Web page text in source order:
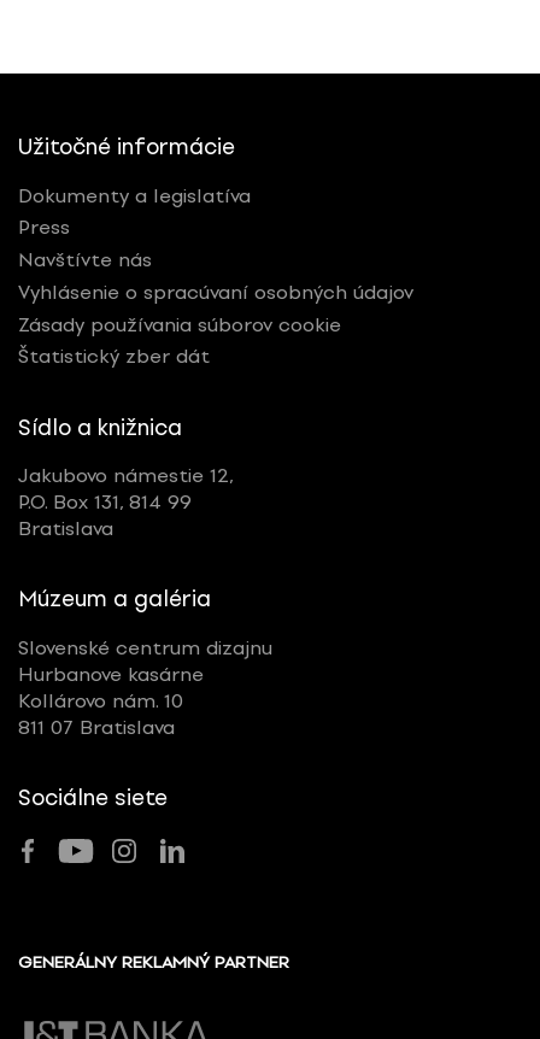
Užitočné informácie
Dokumenty a legislatíva
Press
Navštívte nás
Vyhlásenie o spracúvaní osobných údajov
Zásady používania súborov cookie
Štatistický zber dát
Sídlo a knižnica
Jakubovo námestie 12,
P.O. Box 131, 814 99
Bratislava
Múzeum a galéria
Slovenské centrum dizajnu
Hurbanove kasárne
Kollárovo nám. 10
811 07 Bratislava
Sociálne siete
GENERÁLNY REKLAMNÝ PARTNER